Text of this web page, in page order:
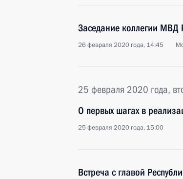
Заседание коллегии МВД
26 февраля 2020 года, 14:45
25 февраля 2020 года,
О первых шагах в
25 февраля 2020 года, 15:00
Встреча с главой